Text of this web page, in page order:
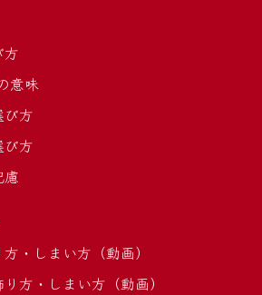
方
意味
方
方
慮
・しまい方（動画）
方・しまい方（動画）